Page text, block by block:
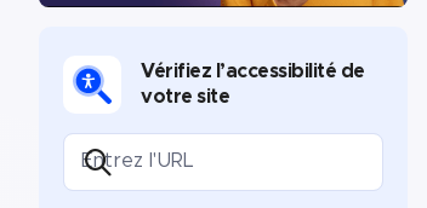
Vérifiez l’accessibilité de
votre site